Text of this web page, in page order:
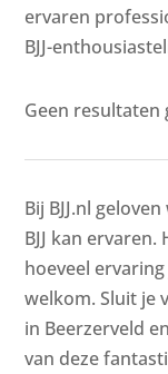
ervaren
BJJ-
Geen resultaten
Bij BJJ.nl
BJJ kan
hoeveel
welkom. Sluit je
in Beerzerveld
van deze